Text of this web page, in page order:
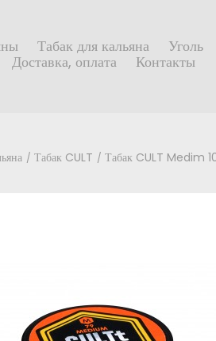
Табак для кальяна Уголь
Доставка, оплата Контакты
Табак CULT Табак CULT Medim